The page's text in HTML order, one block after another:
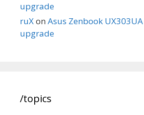
upgrade
ruXon Asus Zenbook
upgrade
/topics